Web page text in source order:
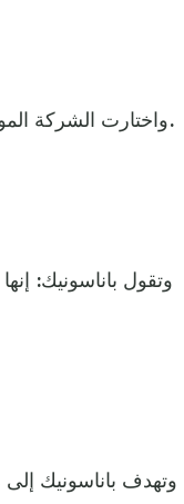
واختارت الشركة الموقع بسبب قربه من ولاية تكساس، وحصولها على معاملة الضريبية مواتية.
وتهدف باناسونيك